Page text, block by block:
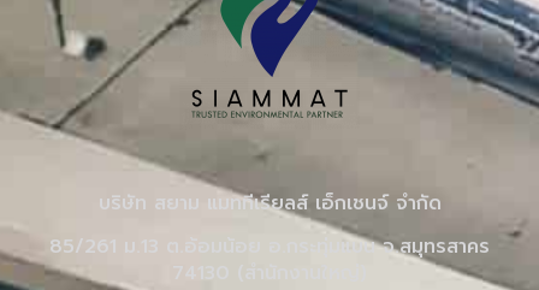
บริษัท สยาม แมททีเรียลส์ เอ็กเชนจ์ จำกัด
85/261 ม.13 ต.อ้อมน้อย อ.กระทุ่มแบน จ.สมุทรสาคร
74130 (สำนักงานใหญ่)